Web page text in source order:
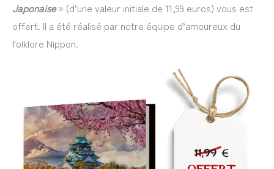
Japonaise» (d’une valeur initiale de 11,99 euros) vous est
offert. Il a été réalisé par notre équipe d’amoureux du
folklore Nippon.